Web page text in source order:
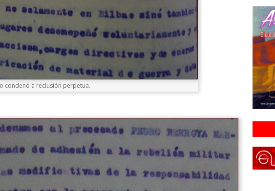
condenó a reclusión perpetua.